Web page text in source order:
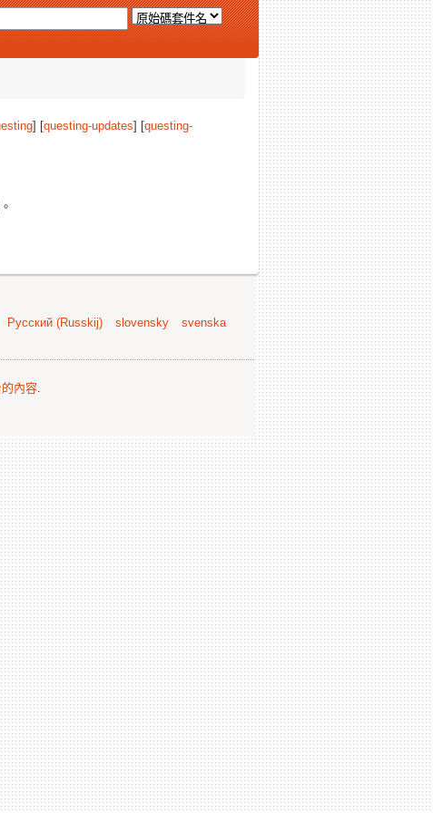
] [questing-updates] [questing-
Русский (Russkij) slovensky
svenska
內容.